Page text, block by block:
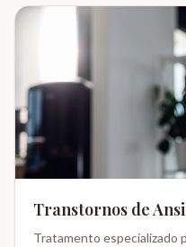
Transtornos de
Tratamento especializado